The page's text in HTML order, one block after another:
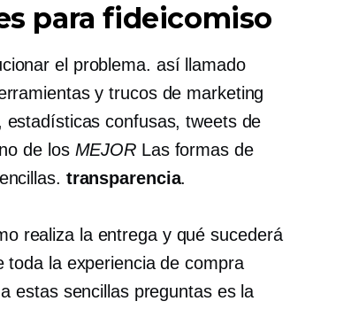
para fideicomiso
el problema. así llamado
y trucos de marketing
confusas, tweets de
de los MEJOR Las formas de
transparencia.
realiza la entrega y qué sucederá
toda la experiencia de compra
estas sencillas preguntas es la